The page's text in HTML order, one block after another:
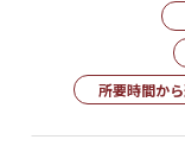
所要時間か